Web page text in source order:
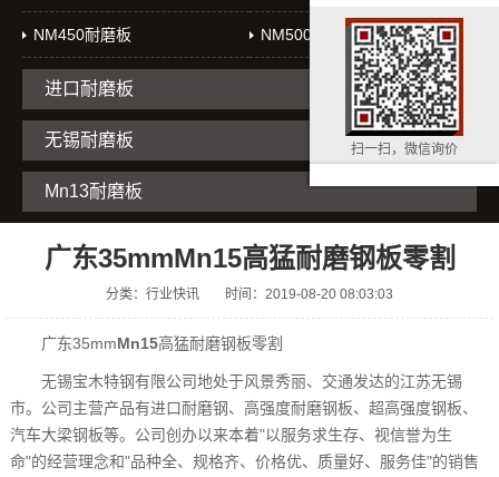
NM450耐磨板 NM500耐磨板
进口耐磨板
无锡耐磨板
Mn13耐磨板
广东35mmMn15高猛耐磨钢板零割
分类：行业快讯 时间：2019-08-20 08:03:03
广东35mmMn15高猛耐磨钢板零割
无锡宝木特钢有限公司地处于风景秀丽、交通发达的江苏无锡
市。公司主营产品有进口耐磨钢、高强度耐磨钢板、超高强度钢板、
汽车大梁钢板等。公司创办以来本着"以服务求生存、视信誉为生
命"的经营理念和"品种全、规格齐、价格优、质量好、服务佳"的销售
扫一扫，微信询价